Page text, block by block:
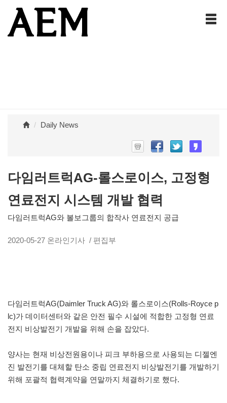
Daily News
다임러트럭AG-롤스로이스, 고정형
연료전지 시스템 개발 협력
다임러트럭AG와 볼보그룹의 합작사 연료전지 공급
2020-05-27 온라인기사 / 편집부
다임러트럭AG(Daimler Truck AG)와 롤스로이스(Rolls-Royce p
lc)가 데이터센터와 같은 안전 필수 시설에 적합한 고정형 연료
전지 비상발전기 개발을 위해 손을 잡았다.
양사는 현재 비상전원용이나 피크 부하용으로 사용되는 디젤엔
진 발전기를 대체할 탄소 중립 연료전지 비상발전기를 개발하기
위해 포괄적 협력계약을 연말까지 체결하기로 했다.